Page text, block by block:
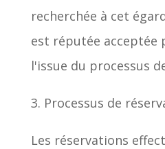
recherchée à cet
est réputée acceptée
l'issue du processus
3. Processus de
Les réservations